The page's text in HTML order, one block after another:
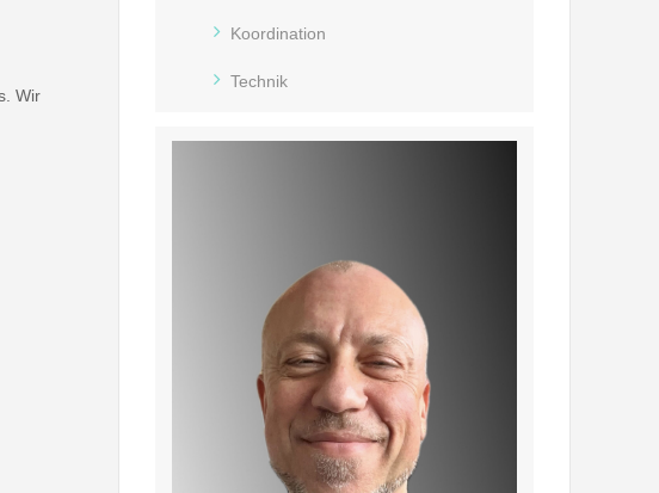
Wir
Koordination
Technik